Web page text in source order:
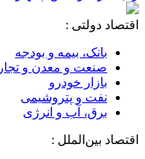
اقتصاد دولتی :
بانک، بیمه و بودجه
صنعت و معدن و
بازار خودرو
نفت و پتروشیمی
برق، آب و انرژی
اقتصاد بین‌الملل :